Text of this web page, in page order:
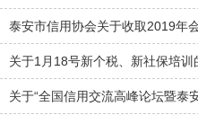
泰安市信用协会关于收取2019年
关于1月18号新个税、新社保培训
关于“全国信用交流高峰论坛暨泰